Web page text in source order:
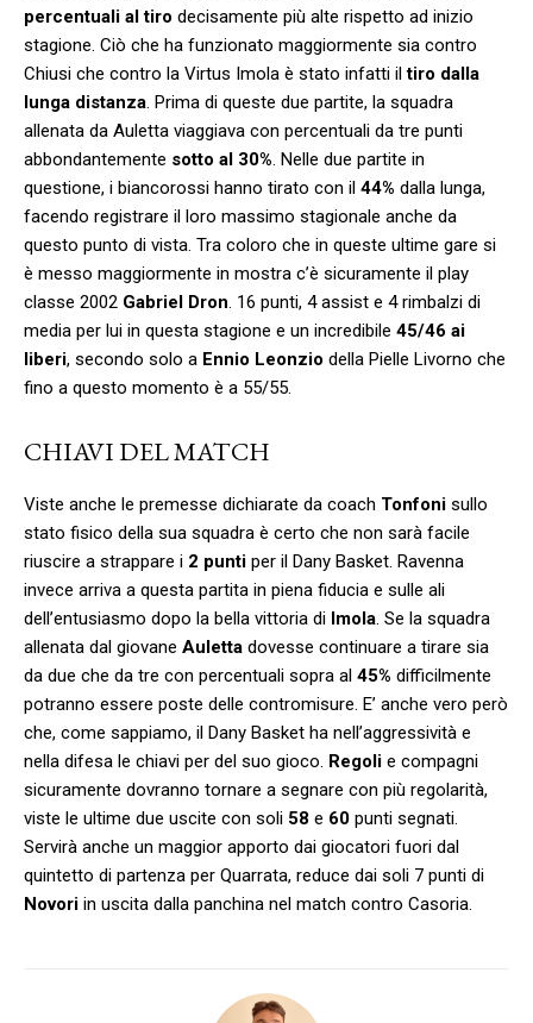
percentuali al tiro decisamente più alte rispetto ad inizio
stagione. Ciò che ha funzionato maggiormente sia contro
Chiusi che contro la Virtus Imola è stato infatti iltiro dalla
lunga distanza. Prima di queste due partite, la squadra
allenata da Auletta viaggiava con percentuali da tre punti
abbondantemente sotto al 30%. Nelle due partite in
questione, i biancorossi hanno tirato con il 44% dalla lunga,
facendo registrare il loro massimo stagionale anche da
questo punto di vista. Tra coloro che in queste ultime gare si
è messo maggiormente in mostra c’è sicuramente il play
classe 2002 Gabriel Dron. 16 punti, 4 assist e 4 rimbalzi di
media per lui in questa stagione e un incredibile 45/46 ai
liberi, secondo solo a Ennio Leonzio della Pielle Livorno che
fino a questo momento è a 55/55.
CHIAVI DEL MATCH
Viste anche le premesse dichiarate da coach Tonfoni sullo
stato fisico della sua squadra è certo che non sarà facile
riuscire a strappare i 2 punti per il Dany Basket. Ravenna
invece arriva a questa partita in piena fiducia e sulle ali
dell’entusiasmo dopo la bella vittoria di Imola. Se la squadra
allenata dal giovane Auletta dovesse continuare a tirare sia
da due che da tre con percentuali sopra al 45% difficilmente
potranno essere poste delle contromisure. E’ anche vero però
che, come sappiamo, il Dany Basket ha nell’aggressività e
nella difesa le chiavi per del suo gioco. Regoli e compagni
sicuramente dovranno tornare a segnare con più regolarità,
viste le ultime due uscite con soli 58 e 60 punti segnati.
Servirà anche un maggior apporto dai giocatori fuori dal
quintetto di partenza per Quarrata, reduce dai soli 7 punti di
Novori in uscita dalla panchina nel match contro Casoria.